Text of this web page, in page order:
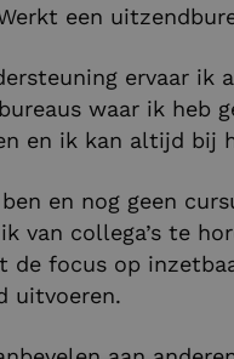
een
ervaar ik
waar ik heb
en ik kan altijd bij
en nog geen
van collega’s te
de focus op
uitvoeren.